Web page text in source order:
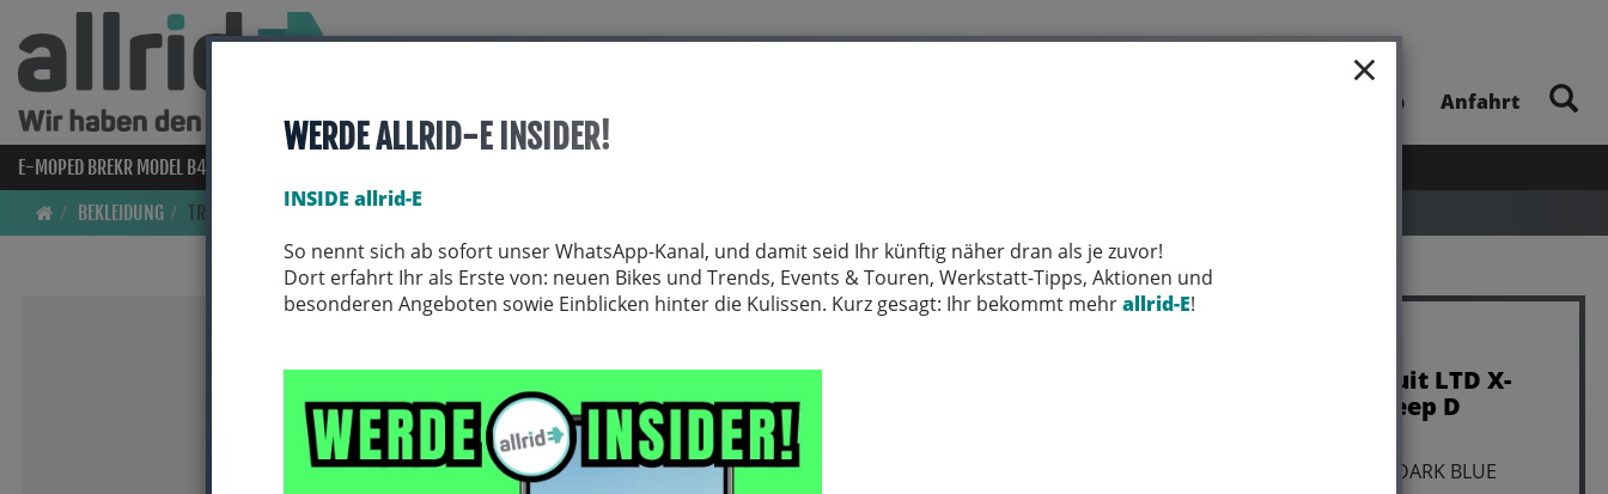
×
WERDE ALLRID-E INSIDER!
INSIDE allrid-E
So nennt sich ab sofort unser WhatsApp-Kanal, und damit seid Ihr künftig näher dran als je zuvor!
Dort erfahrt Ihr als Erste von: neuen Bikes und Trends, Events & Touren, Werkstatt-Tipps, Aktionen und
besonderen Angeboten sowie Einblicken hinter die Kulissen. Kurz gesagt: Ihr bekommt mehrallrid-E!
Unsere App Anfahrt
E-MOPED BREKR MODEL B4000
BEKLEIDUNG
TRIKOTS
Trek Jersey Trek Circuit LTD X-
Large Cobra Blood/Deep D
Farbe: COBRA BLOOD/DEEP DARK BLUE